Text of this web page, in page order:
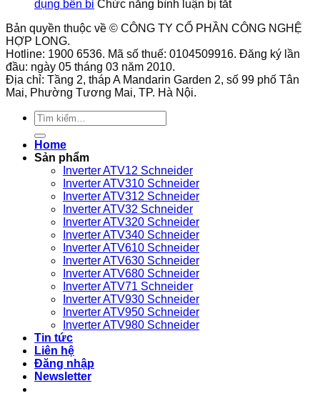
thế
đặt?
hệ
tế
công
áp
suất
9013FHG3J27M1
Telemecanique
suất
phù
với
dụng bền bỉ Chức năng bình luận bị tắtở
bảo
biến
GS270-
Bản quyền thuộc về © CÔNG TY CỔ PHẦN CÔNG NGHỆ
HỢP LONG.
Hotline: 1900 6536. Mã số thuế: 0104509916. Đăng ký lần
đầu: ngày 05 tháng 03 năm 2010.
Địa chỉ: Tầng 2, tháp A Mandarin Garden 2, số 99 phố Tân
Mai, Phường Tương Mai, TP. Hà Nội.
Tìm
kiếm:
Home
Sản phẩm
Inverter ATV12 Schneider
Inverter ATV310 Schneider
Inverter ATV312 Schneider
Inverter ATV32 Schneider
Inverter ATV320 Schneider
Inverter ATV340 Schneider
Inverter ATV610 Schneider
Inverter ATV630 Schneider
Inverter ATV680 Schneider
Inverter ATV71 Schneider
Inverter ATV930 Schneider
Inverter ATV950 Schneider
Inverter ATV980 Schneider
Tin tức
Liên hệ
Đăng nhập
Newsletter